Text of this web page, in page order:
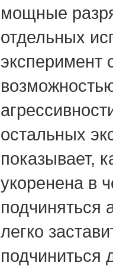
мощные
отдельных
эксперимент
остальных
показывает,
укоренена в
подчиняться
легко
подчиниться